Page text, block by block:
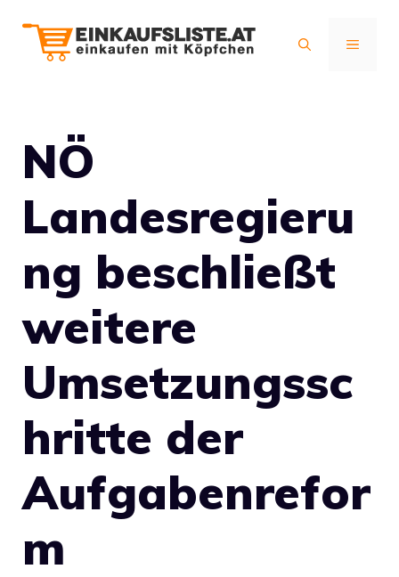
Inhalt
MENÜ
NÖ
Landesregieru
ng beschließt
weitere
Umsetzungssc
hritte der
Aufgabenrefor
m